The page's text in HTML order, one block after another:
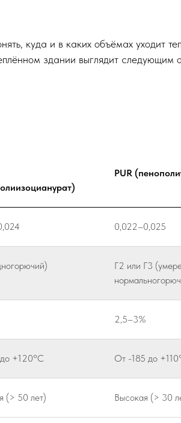
куда и в каких объёмах уходит
здании выглядит следующим
PUR
0,022–0,025
Г2 или Г3
2,5–3%
+120°С От -185 до
(> 50 лет) Высокая (> 30